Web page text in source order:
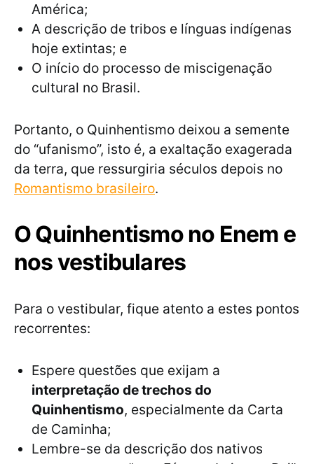
América;
A descrição de tribos e línguas indígenas
hoje extintas; e
O início do processo de miscigenação
cultural no Brasil.
Portanto, o Quinhentismo deixou a semente
do “ufanismo”, isto é, a exaltação exagerada
da terra, que ressurgiria séculos depois no
Romantismo brasileiro.
O Quinhentismo no Enem e
nos vestibulares
Para o vestibular, fique atento a estes pontos
recorrentes:
Espere questões que exijam a
interpretação de trechos do
Quinhentismo, especialmente da Carta
de Caminha;
Lembre-se da descrição dos nativos